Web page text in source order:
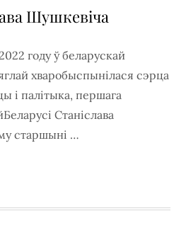
Шушкевіча
году ў беларускай
хваробыспынілася сэрца
і палітыка, першага
Станіслава
старшыні …